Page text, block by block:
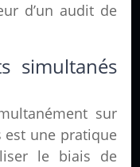
d’un audit de
simultanés
sur
est une pratique
le biais de